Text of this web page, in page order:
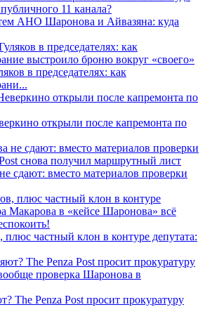
АНО Шаронова и Айвазяна: куда
в председателях: как
открыли после капремонта по
сдают: вместо материалов проверки
частный клон в контуре депутата:
The Penza Post просит прокуратуру